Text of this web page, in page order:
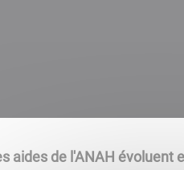
aides de l'ANAH évoluent